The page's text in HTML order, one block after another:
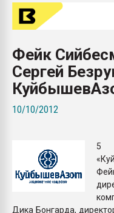
Фейк
Сергей
10/10/2012
5
Дика Бонгарда,